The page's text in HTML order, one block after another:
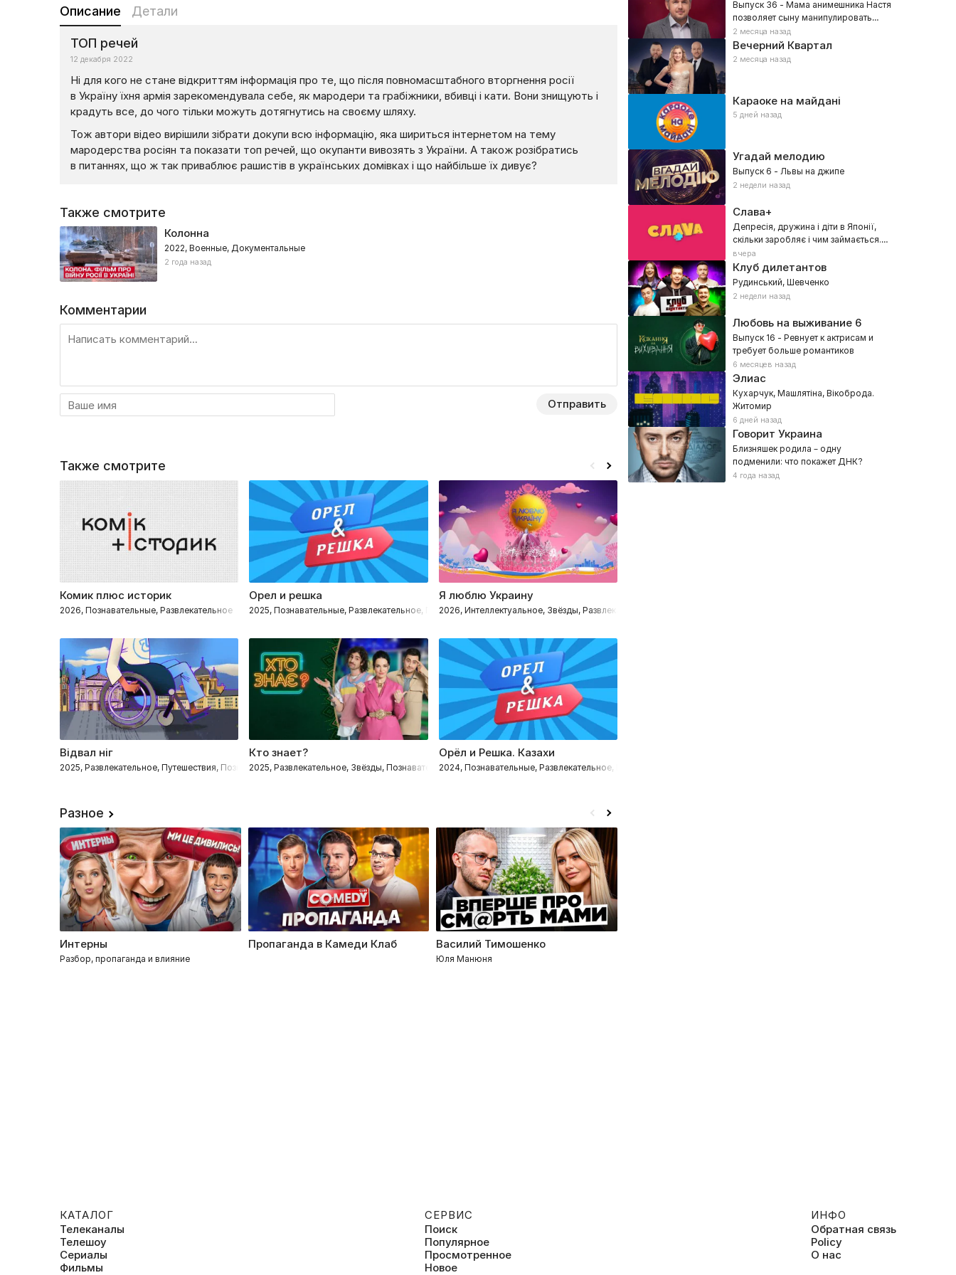
Описание Детали
ТОП речей
12 декабря 2022
Ні для кого не стане відкриттям інформація про те, що після повномасштабного вторгнення росії
в Україну їхня армія зарекомендувала себе, як мародери та грабіжники, вбивці і кати. Вони знищують і
крадуть все, до чого тільки можуть дотягнутись на своєму шляху.
Тож автори відео вирішили зібрати докупи всю інформацію, яка шириться інтернетом на тему
мародерства росіян та показати топ речей, що окупанти вивозять з України. А також розібратись
в питаннях, що ж так приваблює рашистів в українських домівках і що найбільше їх дивує?
Также смотрите
Колонна
2022, Военные, Документальные
2 года назад
Комментарии
Отправить
Выпуск 36 - Мама анимешника Настя
позволяет сыну манипулировать
собой?
2 месяца назад
Вечерний Квартал
2 месяца назад
Караоке на майдані
5 дней назад
Угадай мелодию
Выпуск 6 - Львы на джипе
2 недели назад
Слава+
Депресія, дружина і діти в Японії,
скільки заробляє і чим займається.
Павло Шилько
вчера
Клуб дилетантов
Рудинський, Шевченко
2 недели назад
Любовь на выживание6
Выпуск 16 - Ревнует к актрисам и
требует больше романтиков
6 месяцев назад
Элиас
Кухарчук, Машлятіна, Вікоброда.
Житомир
6 дней назад
Говорит Украина
Близняшек родила – одну
подменили: что покажет ДНК?
4 года назад
Также смотрите
Комик плюс историк
2026, Познавательные, Развлекательное
Орел и решка
2025, Познавательные, Развлекательное, Путешествия
Я люблю Украину
2026, Интеллектуальное, Звёзды, Развлекательное, Познавательные
Відвал ніг
2025, Развлекательное, Путешествия, Познавательные
Кто знает?
2025, Развлекательное, Звёзды, Познавательные, Интеллектуальное
Орёл и Решка. Казахи
2024, Познавательные, Развлекательное, Путешествия
Разное
Интерны
Разбор, пропаганда и влияние
Пропаганда в Камеди Клаб Василий Тимошенко
Юля Манюня
КАТАЛОГ
Телеканалы
Телешоу
Сериалы
Фильмы
СЕРВИС
Поиск
Популярное
Просмотренное
Новое
ИНФО
Обратная связь
Policy
О нас